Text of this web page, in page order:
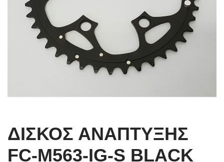
ΔΙΣΚΟΣ ΑΝΑΠΤΥΞΗΣ
FC-M563-IG-S BLACK